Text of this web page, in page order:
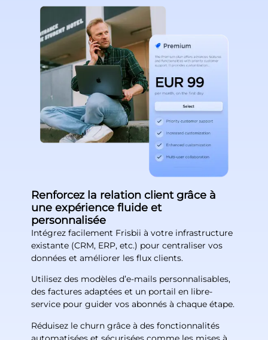
Renforcez la relation client grâce à
une expérience fluide et
personnalisée
Intégrez facilement Frisbii à votre infrastructure
existante (CRM, ERP, etc.) pour centraliser vos
données et améliorer les flux clients.
Utilisez des modèles d’e-mails personnalisables,
des factures adaptées et un portail en libre-
service pour guider vos abonnés à chaque étape.
Réduisez le churn grâce à des fonctionnalités